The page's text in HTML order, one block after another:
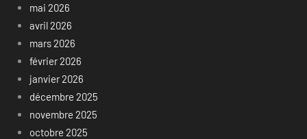
mai 2026
avril 2026
mars 2026
février 2026
janvier 2026
décembre 2025
novembre 2025
octobre 2025